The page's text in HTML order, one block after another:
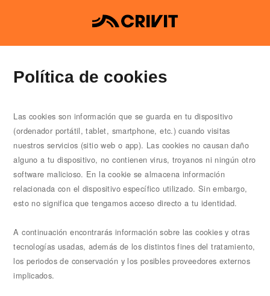
Política de cookies
Las cookies son información que se guarda en tu dispositivo
(ordenador portátil, tablet, smartphone, etc.) cuando visitas
nuestros servicios (sitio web o app). Las cookies no causan daño
alguno a tu dispositivo, no contienen virus, troyanos ni ningún otro
software malicioso. En la cookie se almacena información
relacionada con el dispositivo específico utilizado. Sin embargo,
esto no significa que tengamos acceso directo a tu identidad.
A continuación encontrarás información sobre las cookies y otras
tecnologías usadas, además de los distintos fines del tratamiento,
los periodos de conservación y los posibles proveedores externos
implicados.